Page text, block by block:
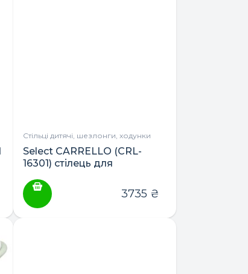
Стільці дитячі, шезлонги, ходунки
Select CARRELLO (CRL-
16301) стілець для
3735 ₴